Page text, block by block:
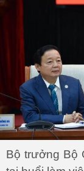
Bộ trưởng Bộ